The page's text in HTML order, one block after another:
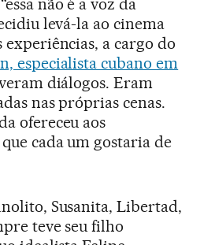
não é a voz da
levá-la ao cinema
experiências, a cargo do
especialista cubano em
diálogos. Eram
nas próprias cenas.
ofereceu aos
cada um gostaria de
Susanita, Libertad,
teve seu filho